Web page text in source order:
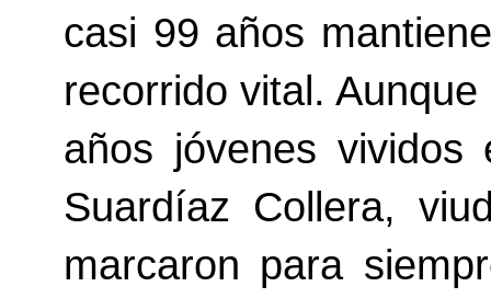
casi 99 años
recorrido vital.
años jóvenes
Suardíaz Collera,
marcaron para